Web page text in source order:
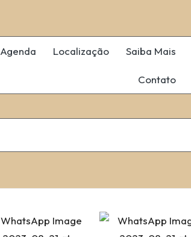
Agenda Localização Saiba Mais
Contato